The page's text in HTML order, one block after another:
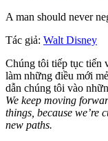
A man should never
Tác giả: Walt Disney
Chúng tôi tiếp tục tiến
làm những điều mới
dẫn chúng tôi vào
We keep moving
things, because we’re
new paths.